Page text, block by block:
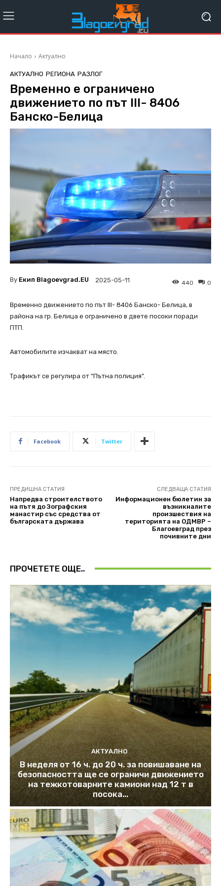
Начало Актуално
АКТУАЛНО РЕГИОНА РАЗЛОГ
Временно е oграничено
движението по път III- 8406
Банско-Белица
By Екип Blagoevgrad.EU 2025-05-11 0
440
Временно движението по път III- 8406 Банско- Белица, в
района на гр. Белица е ограничено в двете посоки поради
ПТП.
Автомобилите изчакват на място.
Трафикът се регулира от “Пътна полиция”.
Facebook Twitter
ПРЕДИШНА СТАТИЯ
Напредва строителството
на пътя до Зографския
манастир със средства от
българската държава
СЛЕДВАЩА СТАТИЯ
Информационен бюлетин за
възникналите
произшествия на
територията на ОДМВР –
Благоевград през
почивните дни
ПРОЧЕТЕТЕ ОЩЕ..
АКТУАЛНО
В неделя от 16 ч. до 20 ч. за повишаване на
безопасността ще се ограничи движението
на тежкотоварните камиони над 12 т в
посока...